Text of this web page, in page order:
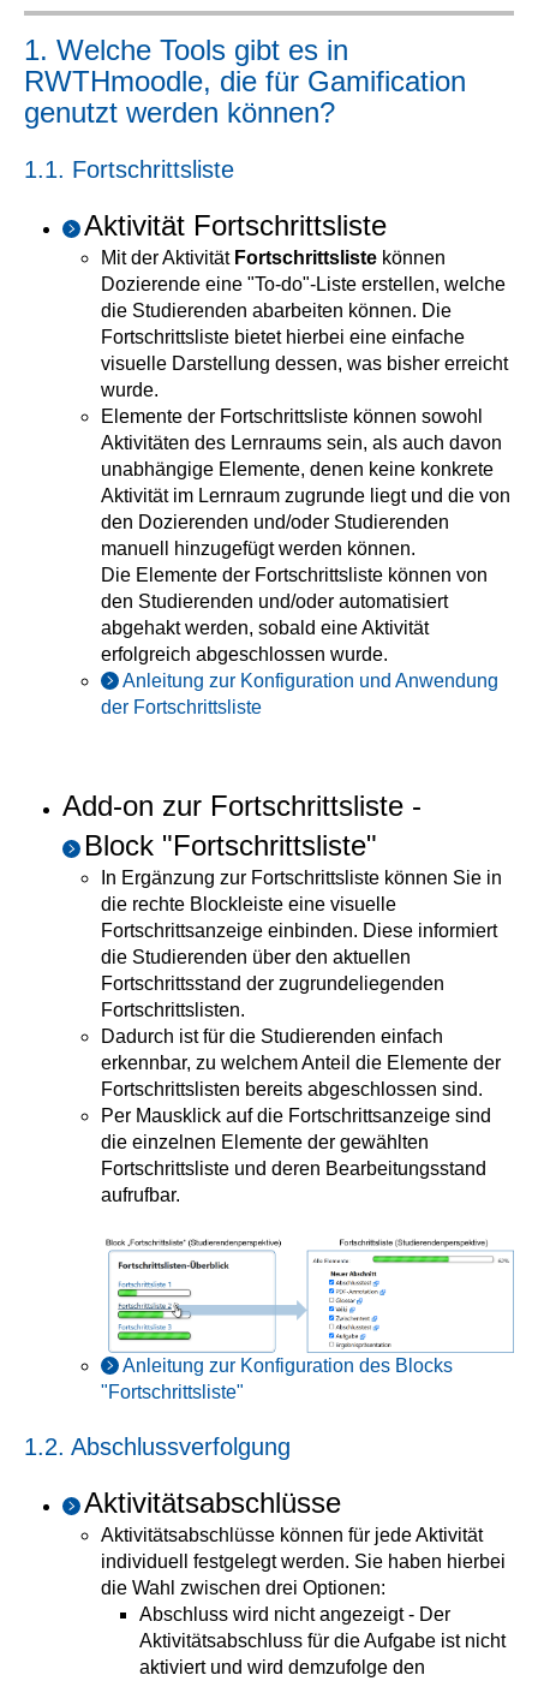
1. Welche Tools gibt es in
RWTHmoodle, die für Gamification
genutzt werden können?
1.1. Fortschrittsliste
Aktivität Fortschrittsliste
Mit der Aktivität Fortschrittsliste können
Dozierende eine "To-do"-Liste erstellen, welche
die Studierenden abarbeiten können. Die
Fortschrittsliste bietet hierbei eine einfache
visuelle Darstellung dessen, was bisher erreicht
wurde.
Elemente der Fortschrittsliste können sowohl
Aktivitäten des Lernraums sein, als auch davon
unabhängige Elemente, denen keine konkrete
Aktivität im Lernraum zugrunde liegt und die von
den Dozierenden und/oder Studierenden
manuell hinzugefügt werden können.
Die Elemente der Fortschrittsliste können von
den Studierenden und/oder automatisiert
abgehakt werden, sobald eine Aktivität
erfolgreich abgeschlossen wurde.
Anleitung zur Konfiguration und Anwendung
der Fortschrittsliste
Add-on zur Fortschrittsliste -
Block "Fortschrittsliste"
In Ergänzung zur Fortschrittsliste können Sie in
die rechte Blockleiste eine visuelle
Fortschrittsanzeige einbinden. Diese informiert
die Studierenden über den aktuellen
Fortschrittsstand der zugrundeliegenden
Fortschrittslisten.
Dadurch ist für die Studierenden einfach
erkennbar, zu welchem Anteil die Elemente der
Fortschrittslisten bereits abgeschlossen sind.
Per Mausklick auf die Fortschrittsanzeige sind
die einzelnen Elemente der gewählten
Fortschrittsliste und deren Bearbeitungsstand
aufrufbar.
Anleitung zur Konfiguration des Blocks
"Fortschrittsliste"
1.2. Abschlussverfolgung
Aktivitätsabschlüsse
Aktivitätsabschlüsse können für jede Aktivität
individuell festgelegt werden. Sie haben hierbei
die Wahl zwischen drei Optionen:
Abschluss wird nicht angezeigt - Der
Aktivitätsabschluss für die Aufgabe ist nicht
aktiviert und wird demzufolge den